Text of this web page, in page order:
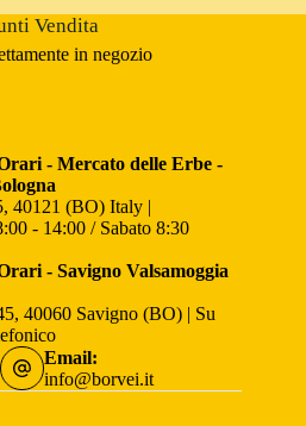
Vendita
in negozio
- Mercato delle Erbe -
40121 (BO) Italy |
- 14:00 / Sabato 8:30
- Savigno Valsamoggia
40060 Savigno (BO) | Su
Email:
info@borvei.it